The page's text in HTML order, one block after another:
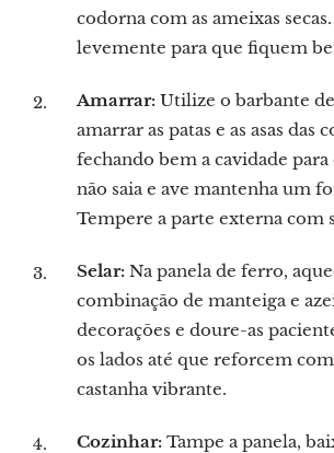
codorna com as ameixas
levemente para que fiquem
Amarrar: Utilize o barbante
amarrar as patas e as asas das
fechando bem a cavidade
não saia e ave mantenha um
Tempere a parte externa com
Selar: Na panela de ferro,
combinação de manteiga e
decorações e doure-as
os lados até que reforcem
castanha vibrante.
Cozinhar: Tampe a panela,